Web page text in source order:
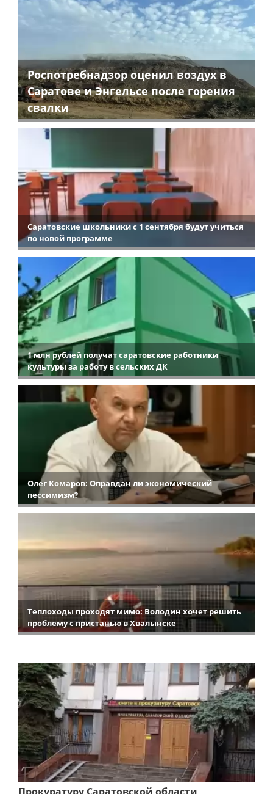
Роспотребнадзор оценил воздух в
Саратове и Энгельсе после горения
свалки
Саратовские школьники с 1 сентября будут учиться
по новой программе
1 млн рублей получат саратовские работники
культуры за работу в сельских ДК
Олег Комаров: Оправдан ли экономический
пессимизм?
Теплоходы проходят мимо: Володин хочет решить
проблему с пристанью в Хвалынске